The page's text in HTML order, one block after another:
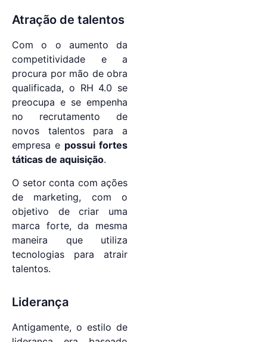
Atração de talentos
Com o o aumento da
competitividade e a
procura por mão de obra
qualificada, o RH 4.0 se
preocupa e se empenha
no recrutamento de
novos talentos para a
empresa e possui fortes
táticas de aquisição.
O setor conta com ações
de marketing, com o
objetivo de criar uma
marca forte, da mesma
maneira que utiliza
tecnologias para atrair
talentos.
Liderança
Antigamente, o estilo de